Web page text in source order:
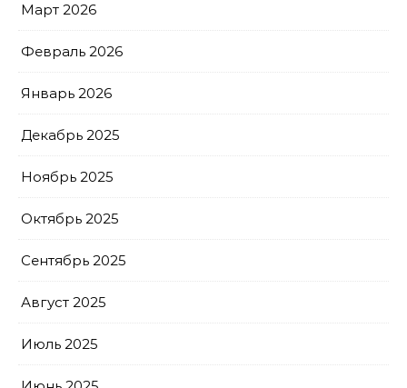
Март 2026
Февраль 2026
Январь 2026
Декабрь 2025
Ноябрь 2025
Октябрь 2025
Сентябрь 2025
Август 2025
Июль 2025